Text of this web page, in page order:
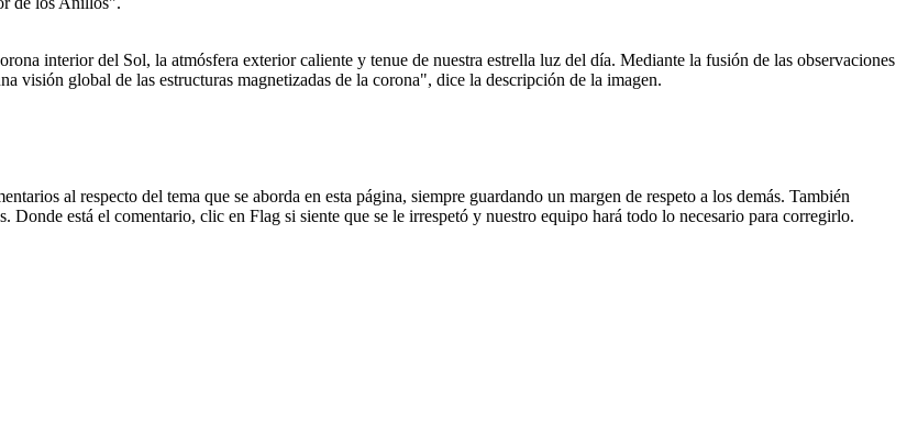
interior del Sol, la atmósfera exterior caliente y tenue de nuestra estrella luz del día. Mediante la fusión de las observaciones
visión global de las estructuras magnetizadas de la corona", dice la descripción de la imagen.
al respecto del tema que se aborda en esta página, siempre guardando un margen de respeto a los demás. También
Donde está el comentario, clic en Flag si siente que se le irrespetó y nuestro equipo hará todo lo necesario para corregirlo.